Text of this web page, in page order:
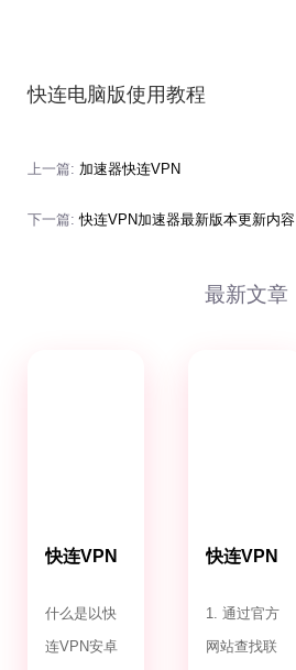
快连电脑版使用教程
上一篇: 加速器快连VPN
下一篇:快连VPN加速器最新版本更新内容
最新文章
快连VPN
什么是以快
连VPN安卓
快连VPN
1. 通过官方
网站查找联